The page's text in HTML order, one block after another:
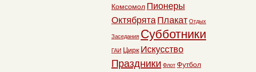
Комсомол Пионеры
Октябрята Плакат Отдых
Заседания Субботники
ГАИ Цирк Искусство
Праздники Флот Футбол